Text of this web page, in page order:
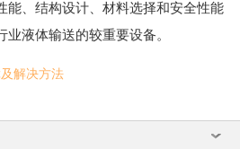
能、结构设计、材料选择和安全性能
液体输送的较重要设备。
解决方法